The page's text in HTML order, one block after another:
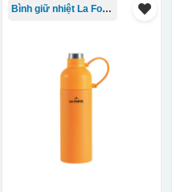
Bình giữ nhiệt La Fonte